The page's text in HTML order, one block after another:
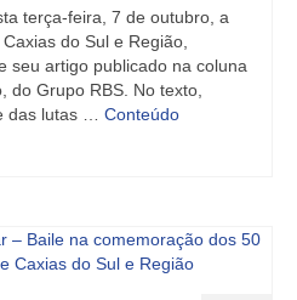
terça-feira, 7 de outubro, a
do Sul e Região,
seu artigo publicado na coluna
do Grupo RBS. No texto,
das lutas … Conteúdo